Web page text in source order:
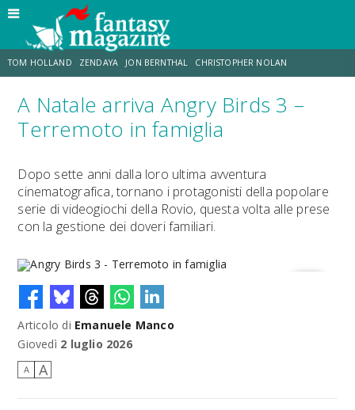
TOM HOLLAND ZENDAYA JON BERNTHAL CHRISTOPHER NOLAN
STRANIMONDI LUCCA COMICS & GAMES ODISSEA JACOB BATALON
A Natale arriva Angry Birds 3 –
Terremoto in famiglia
Dopo sette anni dalla loro ultima avventura
cinematografica, tornano i protagonisti della popolare
serie di videogiochi della Rovio, questa volta alle prese
con la gestione dei doveri familiari.
Angry Birds 3 - Terremoto in famiglia
Articolo di Emanuele Manco
Giovedì 2 luglio 2026
A A